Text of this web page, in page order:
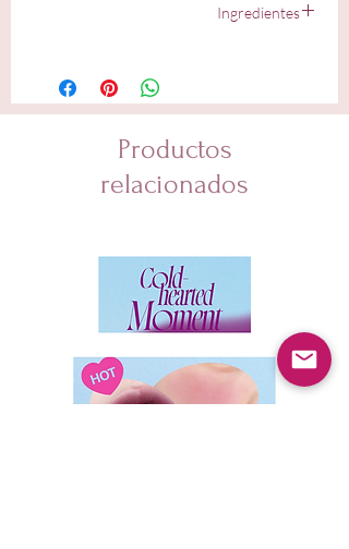
Ingredientes
Butylene Glycol, Hydrogenated Polyisobutene, 1,2-
Hexanediol, Palmitic Acid, Stearic Acid, Pentylene
20 Alkyl Glucoside, Xanthan Gum,
Glucose, Perilla Ocymoides Leaf Extract, Oryza Sativa
Productos
relacionados